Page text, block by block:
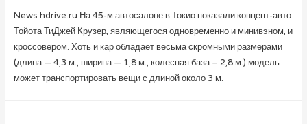
News hdrive.ru На 45-м автосалоне в Токио показали концепт-авто
Тойота ТиДжей Крузер, являющегося одновременно и минивэном, и
кроссовером. Хоть и кар обладает весьма скромными размерами
(длина — 4,3 м., ширина — 1,8 м., колесная база – 2,8 м.) модель
может транспортировать вещи с длиной около 3 м.